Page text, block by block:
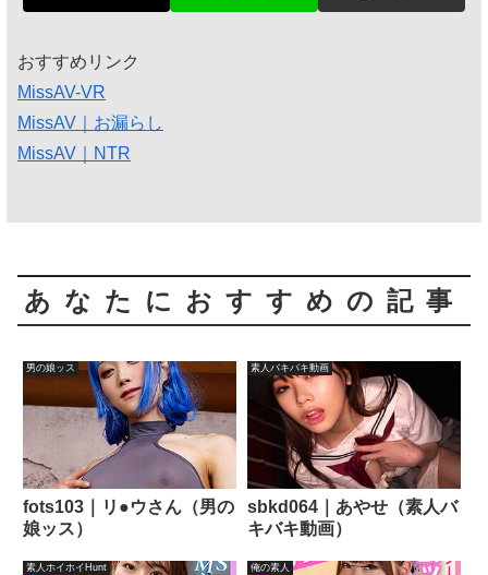
おすすめリンク
MissAV-VR
MissAV｜お漏らし
MissAV｜NTR
あなたにおすすめの記事
男の娘ッス
fots103｜リ●ウさん（男の
娘ッス）
素人バキバキ動画
sbkd064｜あやせ（素人バ
キバキ動画）
素人ホイホイHunt 俺の素人